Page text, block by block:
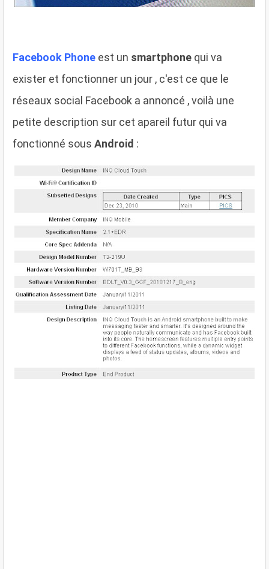
Facebook Phone est un smartphone qui va
exister et fonctionner un jour , c'est ce que le
réseaux social Facebook a annoncé , voilà une
petite description sur cet apareil futur qui va
fonctionné sous Android :